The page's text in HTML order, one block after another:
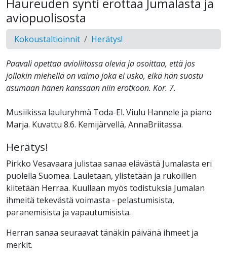
Haureuden synti erottaa Jumalasta ja
aviopuolisosta
Kokoustaltioinnit Herätys!
Paavali opettaa avioliitossa olevia ja osoittaa, että jos
jollakin miehellä on vaimo joka ei usko, eikä hän suostu
asumaan hänen kanssaan niin erotkoon. Kor. 7.
Musiikissa lauluryhmä Toda-El. Viulu Hannele ja piano
Marja. Kuvattu 8.6. Kemijärvellä, AnnaBriitassa.
Herätys!
Pirkko Vesavaara julistaa sanaa elävästä Jumalasta eri
puolella Suomea. Lauletaan, ylistetään ja rukoillen
kiitetään Herraa. Kuullaan myös todistuksia Jumalan
ihmeitä tekevästä voimasta - pelastumisista,
paranemisista ja vapautumisista.
Herran sanaa seuraavat tänäkin päivänä ihmeet ja
merkit.